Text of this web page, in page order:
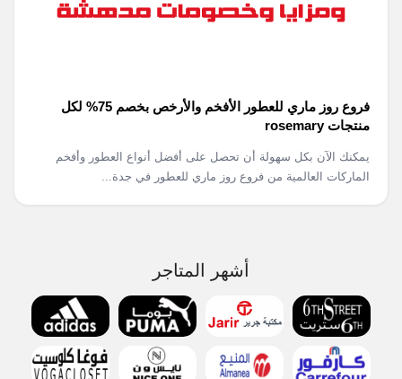
فروع روز ماري للعطور الأفخم والأرخص بخصم 75% لكل
منتجات rosemary
يمكنك الآن بكل سهولة أن تحصل على أفضل أنواع العطور وأفخم
الماركات العالمية من فروع روز ماري للعطور في جدة...
أشهر المتاجر